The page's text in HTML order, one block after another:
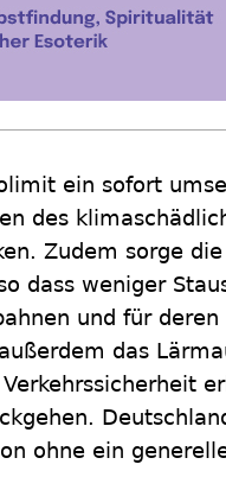
ein sofort
des
Zudem sorge
dass weniger
und für
das
ohne ein